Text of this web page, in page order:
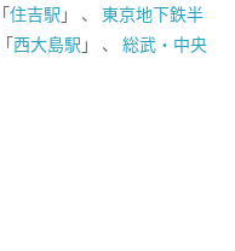
「住吉駅 」 、 東京地下鉄半
「西大島駅 」 、 総武・中央